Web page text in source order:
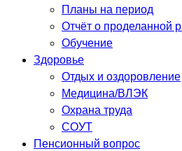
Планы на период
Отчёт о проделанной
Обучение
Здоровье
Отдых и оздоровление
Медицина/ВЛЭК
Охрана труда
СОУТ
Пенсионный вопрос